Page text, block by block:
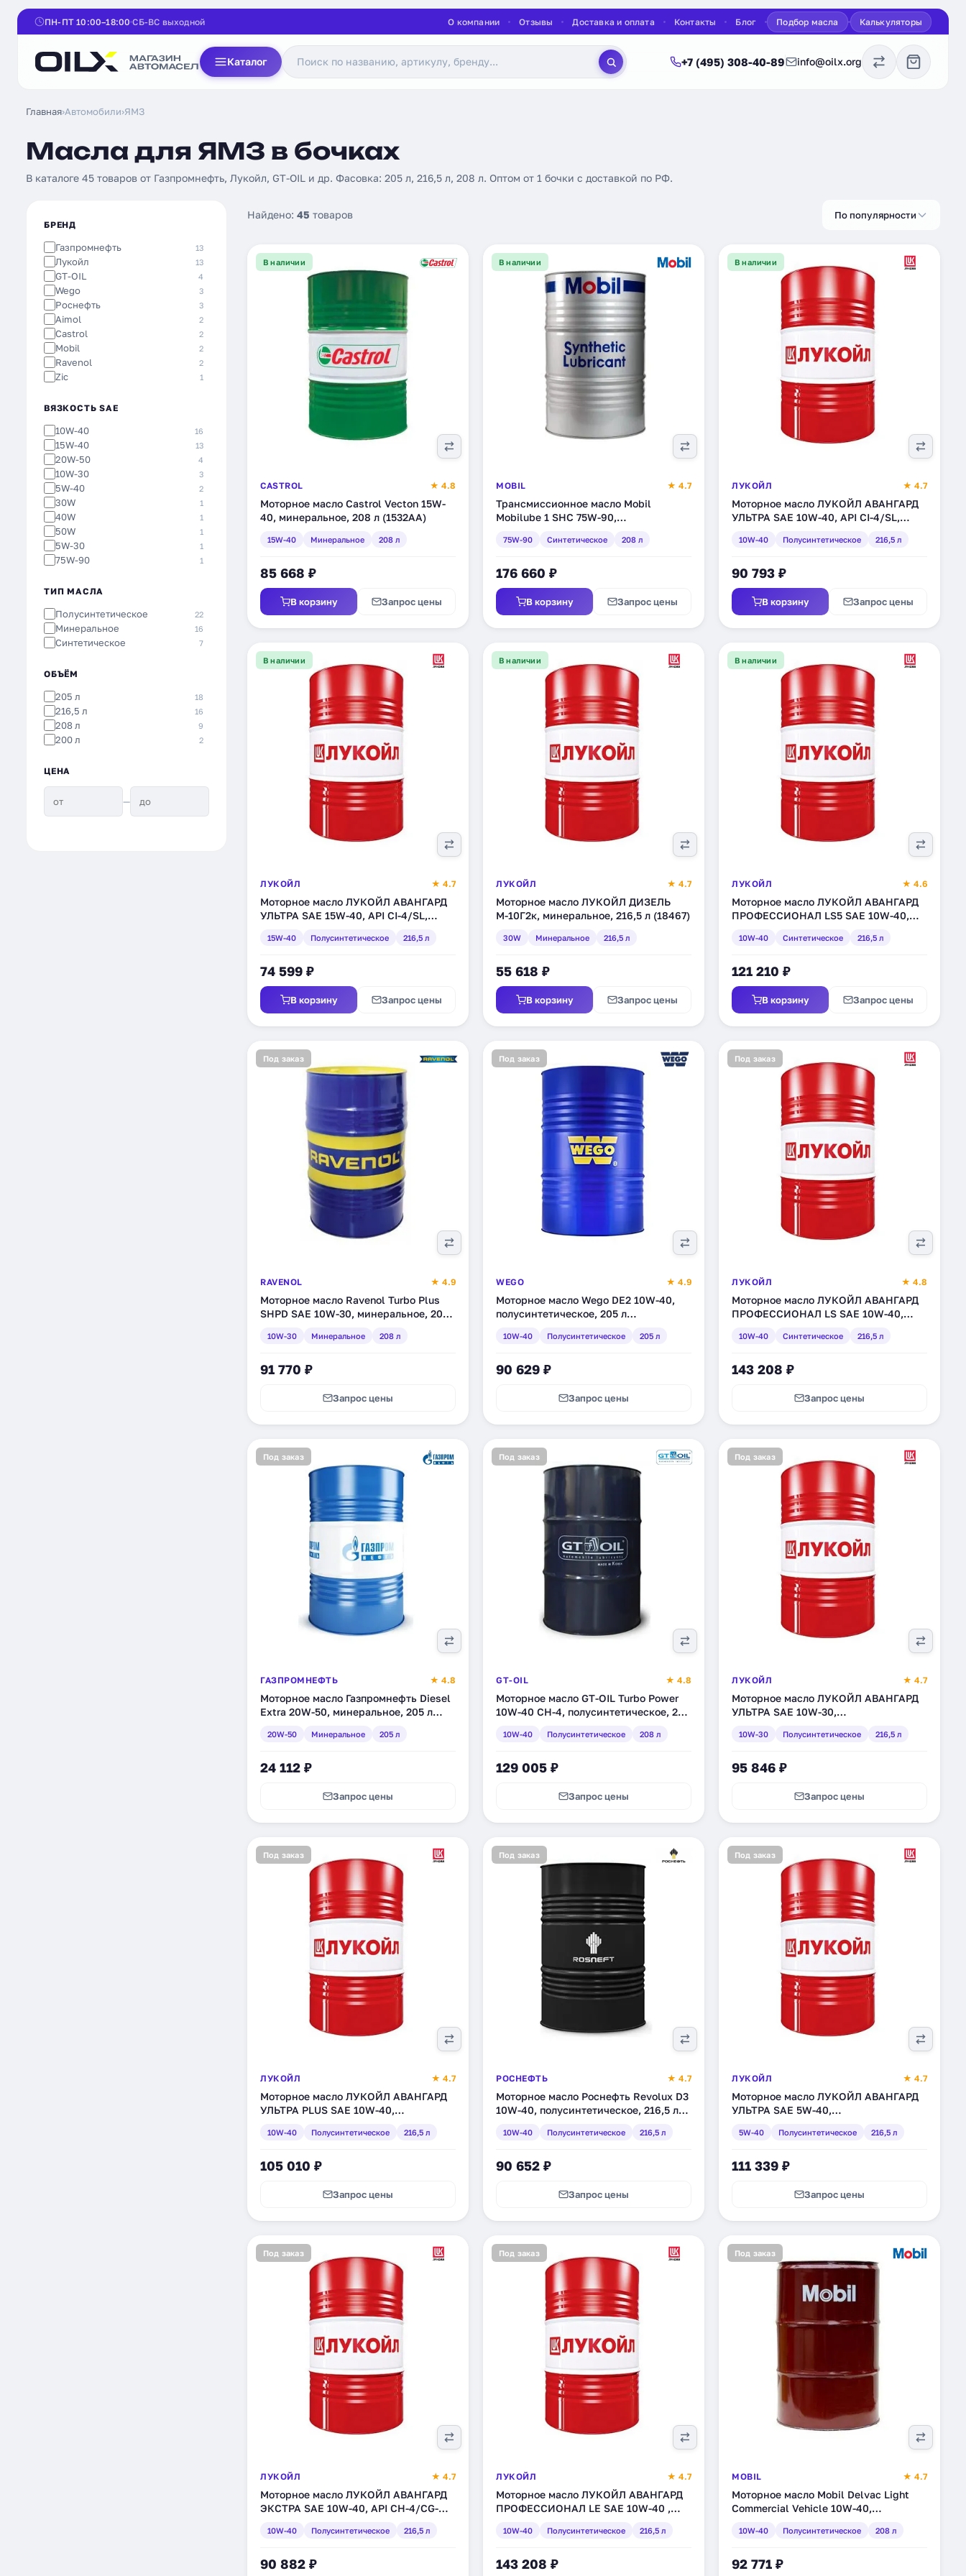
ПН-ПТ 10:00–18:00 СБ-ВС выходной О компании Отзывы Доставка и оплата Контакты Блог Подбор масла Калькуляторы
Каталог +7 (495) 308-40-89 info@oilx.org
Главная›Автомобили›ЯМЗ
Масла для ЯМЗ в бочках
В каталоге 45 товаров от Газпромнефть, Лукойл, GT-OIL и др. Фасовка: 205 л, 216,5 л, 208 л. Оптом от 1 бочки с доставкой по РФ.
БРЕНД
Газпромнефть 13
Лукойл 13
GT-OIL 4
Wego 3
Роснефть 3
Aimol 2
Castrol 2
Mobil 2
Ravenol 2
Zic 1
ВЯЗКОСТЬ SAE
10W-40 16
15W-40 13
20W-50 4
10W-30 3
5W-40 2
30W 1
40W 1
50W 1
5W-30 1
75W-90 1
ТИП МАСЛА
Полусинтетическое 22
Минеральное 16
Синтетическое 7
ОБЪЁМ
205 л 18
216,5 л 16
208 л 9
200 л 2
ЦЕНА
—
Найдено: 45 товаров По популярности
В наличии
CASTROL ★ 4.8
Моторное масло Castrol Vecton 15W-
40, минеральное, 208 л (1532AA)
15W-40 Минеральное 208 л
85 668 ₽
В корзину Запрос цены
В наличии
MOBIL ★ 4.7
Трансмиссионное масло Mobil
Mobilube 1 SHC 75W-90,
75W-90 Синтетическое 208 л
176 660 ₽
В корзину Запрос цены
В наличии
ЛУКОЙЛ ★ 4.7
Моторное масло ЛУКОЙЛ АВАНГАРД
УЛЬТРА SAE 10W-40, API CI-4/SL,
10W-40 Полусинтетическое 216,5 л
90 793 ₽
В корзину Запрос цены
В наличии
ЛУКОЙЛ ★ 4.7
Моторное масло ЛУКОЙЛ АВАНГАРД
УЛЬТРА SAE 15W-40, API CI-4/SL,
15W-40 Полусинтетическое 216,5 л
74 599 ₽
В корзину Запрос цены
В наличии
ЛУКОЙЛ ★ 4.7
Моторное масло ЛУКОЙЛ ДИЗЕЛЬ
М-10Г2к, минеральное, 216,5 л (18467)
30W Минеральное 216,5 л
55 618 ₽
В корзину Запрос цены
В наличии
ЛУКОЙЛ ★ 4.6
Моторное масло ЛУКОЙЛ АВАНГАРД
ПРОФЕССИОНАЛ LS5 SAE 10W-40,
10W-40 Синтетическое 216,5 л
121 210 ₽
В корзину Запрос цены
Под заказ
RAVENOL ★ 4.9
Моторное масло Ravenol Turbo Plus
SHPD SAE 10W-30, минеральное, 208
10W-30 Минеральное 208 л
91 770 ₽
Запрос цены
Под заказ
WEGO ★ 4.9
Моторное масло Wego DE2 10W-40,
полусинтетическое, 205 л
10W-40 Полусинтетическое 205 л
90 629 ₽
Запрос цены
Под заказ
ЛУКОЙЛ ★ 4.8
Моторное масло ЛУКОЙЛ АВАНГАРД
ПРОФЕССИОНАЛ LS SAE 10W-40,
10W-40 Синтетическое 216,5 л
143 208 ₽
Запрос цены
Под заказ
ГАЗПРОМНЕФТЬ ★ 4.8
Моторное масло Газпромнефть Diesel
Extra 20W-50, минеральное, 205 л
20W-50 Минеральное 205 л
24 112 ₽
Запрос цены
Под заказ
GT-OIL ★ 4.8
Моторное масло GT-OIL Turbo Power
10W-40 CH-4, полусинтетическое, 208
10W-40 Полусинтетическое 208 л
129 005 ₽
Запрос цены
Под заказ
ЛУКОЙЛ ★ 4.7
Моторное масло ЛУКОЙЛ АВАНГАРД
УЛЬТРА SAE 10W-30,
10W-30 Полусинтетическое 216,5 л
95 846 ₽
Запрос цены
Под заказ
ЛУКОЙЛ ★ 4.7
Моторное масло ЛУКОЙЛ АВАНГАРД
УЛЬТРА PLUS SAE 10W-40,
10W-40 Полусинтетическое 216,5 л
105 010 ₽
Запрос цены
Под заказ
РОСНЕФТЬ ★ 4.7
Моторное масло Роснефть Revolux D3
10W-40, полусинтетическое, 216,5 л
10W-40 Полусинтетическое 216,5 л
90 652 ₽
Запрос цены
Под заказ
ЛУКОЙЛ ★ 4.7
Моторное масло ЛУКОЙЛ АВАНГАРД
УЛЬТРА SAE 5W-40,
5W-40 Полусинтетическое 216,5 л
111 339 ₽
Запрос цены
Под заказ
ЛУКОЙЛ ★ 4.7
Моторное масло ЛУКОЙЛ АВАНГАРД
ЭКСТРА SAE 10W-40, API CH-4/CG-
(227322)
10W-40 Полусинтетическое 216,5 л
90 882 ₽
Под заказ
ЛУКОЙЛ ★ 4.7
Моторное масло ЛУКОЙЛ АВАНГАРД
ПРОФЕССИОНАЛ LE SAE 10W-40 ,
10W-40 Полусинтетическое 216,5 л
143 208 ₽
Под заказ
MOBIL ★ 4.7
Моторное масло Mobil Delvac Light
Commercial Vehicle 10W-40,
10W-40 Полусинтетическое 208 л
92 771 ₽